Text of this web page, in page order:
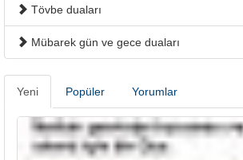
Tövbe duaları
Mübarek gün ve gece duaları
Yeni Popüler Yorumlar